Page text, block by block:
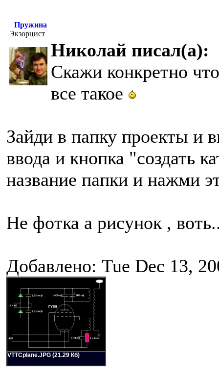
Пружина
Экзорцист
Николай писал(а):
Скажи конкретно
все такое
Зайди в папку проекты и
ввода и кнопка "создать
название папки и нажми
Не фотка а рисунок ,
Добавлено: Tue Dec 13,
VTTCplane.JPG (21.29 Кб)